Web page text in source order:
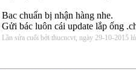
Bac chuẩn bị nhận hàng nhe.
Gửi bác luôn cái update lắp ống
Lần sửa cuối bởi thucncvt, ngày 29-10-2015